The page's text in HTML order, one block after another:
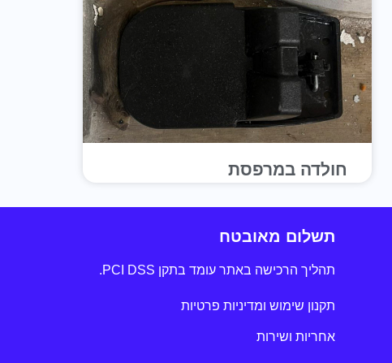
חולדה במרפסת
תשלום מאובטח
תהליך הרכישה באתר עומד בתקן PCI DSS.
תקנון שימוש ומדיניות פרטיות
אחריות ושירות